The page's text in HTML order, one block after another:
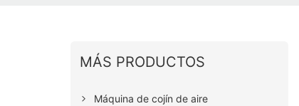
MÁS PRODUCTOS
Máquina de cojín de aire